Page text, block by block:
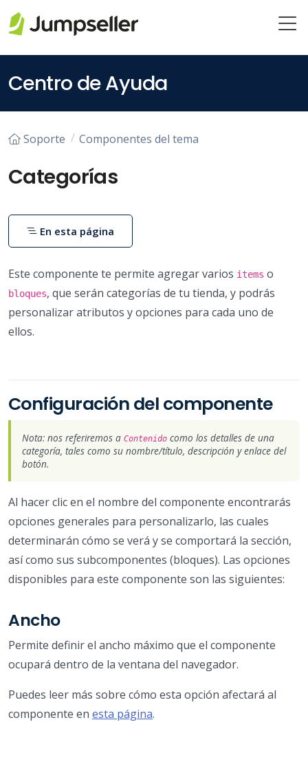
Centro de Ayuda
Soporte Componentes del tema
Categorías
Este componente te permite agregar varios items o
bloques, que serán categorías de tu tienda, y podrás
personalizar atributos y opciones para cada uno de
ellos.
Configuración del componente
Nota: nos referiremos a Contenido como los detalles de una
categoría, tales como su nombre/título, descripción y enlace del
botón.
Al hacer clic en el nombre del componente encontrarás
opciones generales para personalizarlo, las cuales
determinarán cómo se verá y se comportará la sección,
así como sus subcomponentes (bloques). Las opciones
disponibles para este componente son las siguientes:
Ancho
Permite definir el ancho máximo que el componente
ocupará dentro de la ventana del navegador.
Puedes leer más sobre cómo esta opción afectará al
componente en esta página.
En esta página